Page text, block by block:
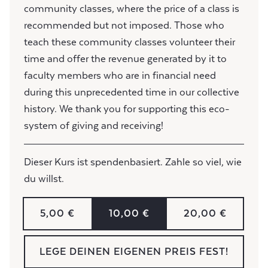
community classes, where the price of a class is
recommended but not imposed. Those who
teach these community classes volunteer their
time and offer the revenue generated by it to
faculty members who are in financial need
during this unprecedented time in our collective
history. We thank you for supporting this eco-
system of giving and receiving!
Dieser Kurs ist spendenbasiert. Zahle so viel, wie
du willst.
5,00 € 10,00 € 20,00 €
LEGE DEINEN EIGENEN PREIS FEST!